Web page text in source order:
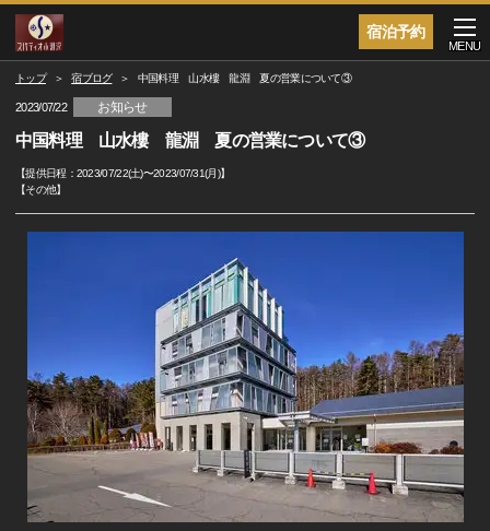
宿泊予約
MENU
トップ 宿ブログ 中国料理 山水樓 龍淵 夏の営業について③
2023/07/22 お知らせ
中国料理 山水樓 龍淵 夏の営業について③
【提供日程： 2023/07/22(土)〜2023/07/31(月)】
【その他】